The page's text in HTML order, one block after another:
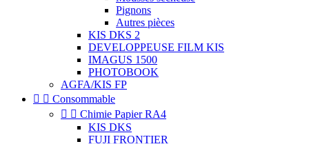
Pignons
Autres pièces
KIS DKS 2
DEVELOPPEUSE FILM KIS
IMAGUS 1500
PHOTOBOOK
AGFA/KIS FP
  Consommable
  Chimie Papier RA4
KIS DKS
FUJI FRONTIER